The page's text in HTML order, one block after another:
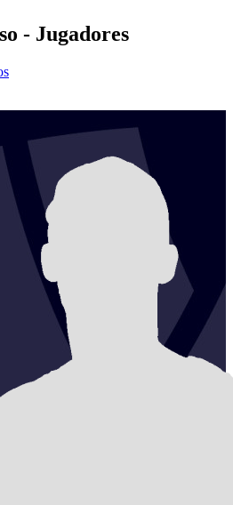
- Jugadores